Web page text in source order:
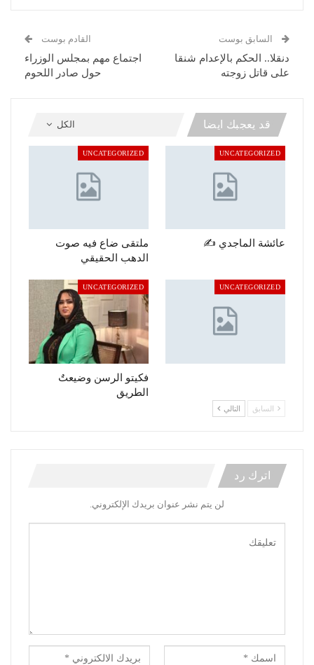
السابق بوست
دنقلا.. الحكم بالإعدام شنقا
على قاتل زوجته
القادم بوست
اجتماع مهم بمجلس الوزراء
حول صادر اللحوم
الكل قد يعجبك ايضا
UNCATEGORIZED
عائشة الماجدي ✍️
UNCATEGORIZED
ملتقى ضاع فيه صوت
الدهب الحقيقي
UNCATEGORIZED
UNCATEGORIZED
فكيتو الرسن وضيعتٌ
الطريق
السابق التالي
اترك رد
لن يتم نشر عنوان بريدك الإلكتروني.